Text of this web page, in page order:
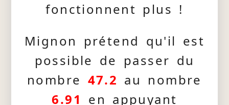
fonctionnent plus !
Mignon prétend qu'il est
possible de passer du
nombre 47.2 au nombre
6.91
en appuyant